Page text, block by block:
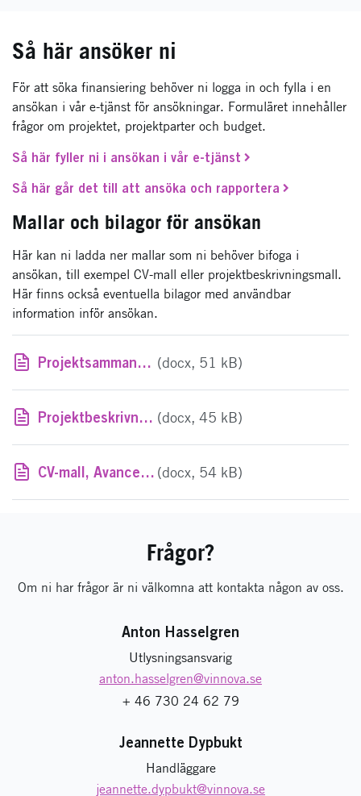
Så här ansöker ni
För att söka finansiering behöver ni logga in och fylla i en
ansökan i vår e-tjänst för ansökningar. Formuläret innehåller
frågor om projektet, projektparter och budget.
Så här fyller ni i ansökan i vår e-tjänst
Så här går det till att ansöka och rapportera
Mallar och bilagor för ansökan
Här kan ni ladda ner mallar som ni behöver bifoga i
ansökan, till exempel CV-mall eller projektbeskrivningsmall.
Här finns också eventuella bilagor med användbar
information inför ansökan.
Projektsammanfattningsmall, Avancerad digitalisering för digitala värdekedjor 2024 (docx, 51 kB)
Projektbeskrivningsmall, Avancerad digitalisering för digitala värdekedjor 2024 (docx, 45 kB)
CV-mall, Avancerad digitalisering för digitala värdekedjor 2024 (docx, 54 kB)
Frågor?
Om ni har frågor är ni välkomna att kontakta någon av oss.
Anton Hasselgren
Utlysningsansvarig
anton.hasselgren@vinnova.se
+ 46 730 24 62 79
Jeannette Dypbukt
Handläggare
jeannette.dypbukt@vinnova.se